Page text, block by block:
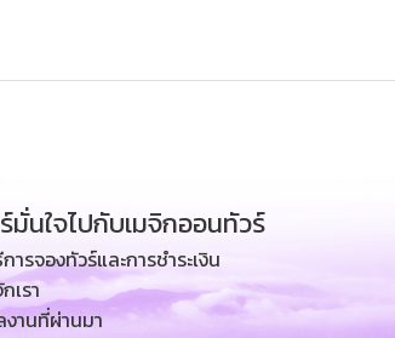
มั่นใจไปกับเมจิกออนทัวร์
การจองทัวร์และการชำระเงิน
เรา
งานที่ผ่านมา